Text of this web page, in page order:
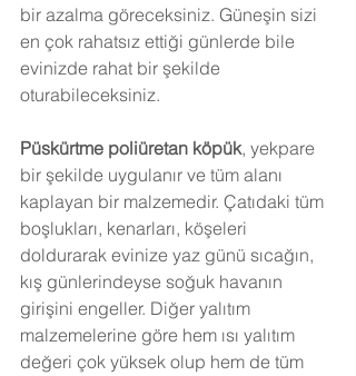
bir azalma göreceksiniz. Güneşin sizi
en çok rahatsız ettiği günlerde bile
evinizde rahat bir şekilde
oturabileceksiniz.
Püskürtme poliüretan köpük, yekpare
bir şekilde uygulanır ve tüm alanı
kaplayan bir malzemedir. Çatıdaki tüm
boşlukları, kenarları, köşeleri
doldurarak evinize yaz günü sıcağın,
kış günlerindeyse soğuk havanın
girişini engeller. Diğer yalıtım
malzemelerine göre hem ısı yalıtım
değeri çok yüksek olup hem de tüm